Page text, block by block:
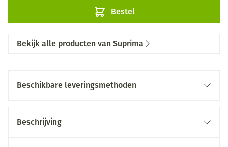
Bestel
Bekijk alle producten van Suprima
Beschikbare leveringsmethoden
Beschrijving